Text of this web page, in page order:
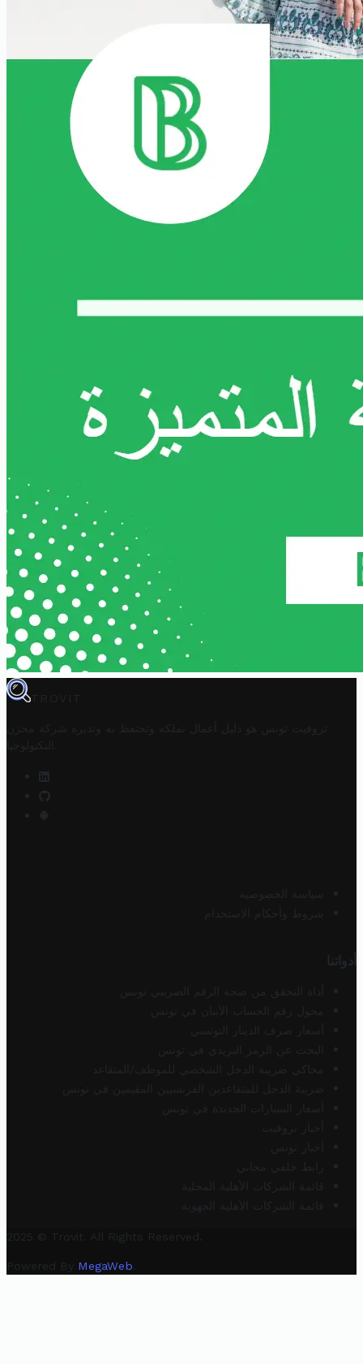
TROVIT
تروفيت تونس هو دليل أعمال تملكه وتحتفظ به وتديره
شركة مخزن
التكنولوجيا
سياسة الخصوصية
شروط وأحكام الاستخدام
أدواتنا
أداة التحقق من صحة الرقم الضريبي تونس
محول رقم الحساب الآيبان في تونس
أسعار صرف الدينار التونسي
البحث عن الرمز البريدي في تونس
محاكي ضريبة الدخل الشخصي للموظف/المتقاعد
ضريبة الدخل للمتقاعدين الفرنسيين المقيمين في تونس
أسعار السيارات الجديدة في تونس
أخبار تروفيت
أخبار تونس
رابط خلفي مجاني
قائمة الشركات الأهلية المحلية
قائمة الشركات الأهلية الجهوية
2025 © Trovit. All Rights Reserved.
Powered By MegaWeb